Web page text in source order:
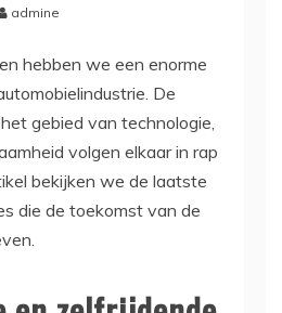
admine
hebben we een enorme
De
gebied van technologie,
volgen elkaar in rap
bekijken we de laatste
die de toekomst van de